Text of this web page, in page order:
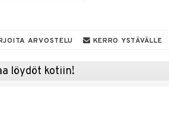
ARVOSTELU KERRO YSTÄVÄLLE
löydöt kotiin!